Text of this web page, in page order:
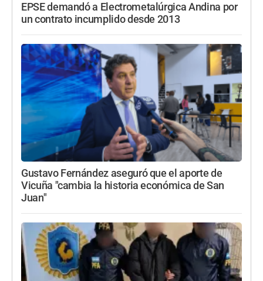
EPSE demandó a Electrometalúrgica Andina por
un contrato incumplido desde 2013
Gustavo Fernández aseguró que el aporte de
Vicuña "cambia la historia económica de San
Juan"